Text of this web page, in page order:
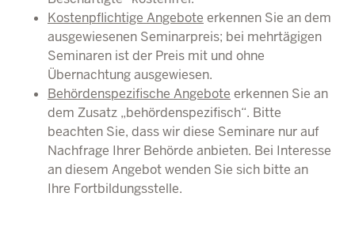
Kostenpflichtige Angebote erkennen Sie an dem
ausgewiesenen Seminarpreis; bei mehrtägigen
Seminaren ist der Preis mit und ohne
Übernachtung ausgewiesen.
Behördenspezifische Angebote erkennen Sie an
dem Zusatz „behördenspezifisch“. Bitte
beachten Sie, dass wir diese Seminare nur auf
Nachfrage Ihrer Behörde anbieten. Bei Interesse
an diesem Angebot wenden Sie sich bitte an
Ihre Fortbildungsstelle.